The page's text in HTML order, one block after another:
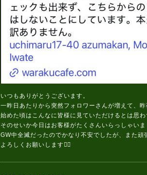
いつもありがとうございます。
一昨日あたりから突然フォロワーさんが増えて、
始めた頃はこんなに皆様に見ていただけるとは思
そのせいか今日はお客様がたくさんいらっしゃいま
GW中全滅だったのでかなり不安でしたが、また頑
よろしくお願いします🙇‍♀️